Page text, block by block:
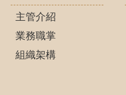
主管介紹
業務職掌
組織架構